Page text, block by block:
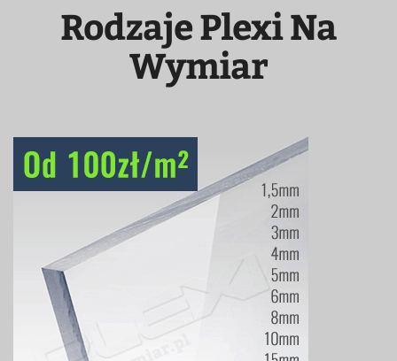
Rodzaje Plexi Na
Wymiar